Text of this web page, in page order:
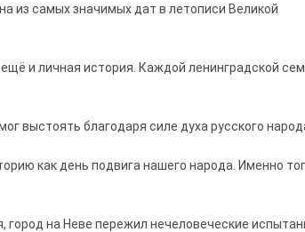
из самых значимых дат в летописи Великой
и личная история. Каждой ленинградской
выстоять благодаря силе духа русского
как день подвига нашего народа. Именно
город на Неве пережил нечеловеческие